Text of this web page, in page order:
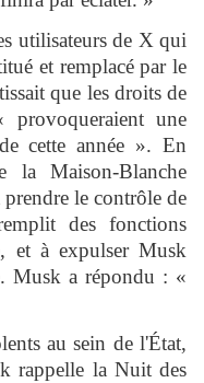
utilisateurs de X qui
et remplacé par le
que les droits de
provoqueraient une
cette année ». En
la Maison-Blanche
le contrôle de
des fonctions
et à expulser Musk
Musk a répondu : «
au sein de l'État,
rappelle la Nuit des